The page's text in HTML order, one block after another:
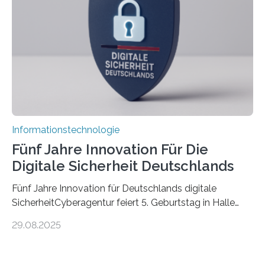
kognitiven Robotern beschäftigen – also mit Robotern,
die mittels Sensoren ihre Umgebung erfassen,
Informationen verarbeiten und häufig auch mit…
Informationstechnologie
Fünf Jahre Innovation Für Die
Digitale Sicherheit Deutschlands
Fünf Jahre Innovation für Deutschlands digitale
SicherheitCyberagentur feiert 5. Geburtstag in Halle
ErfolgeDie Agentur für Innovation in der
29.08.2025